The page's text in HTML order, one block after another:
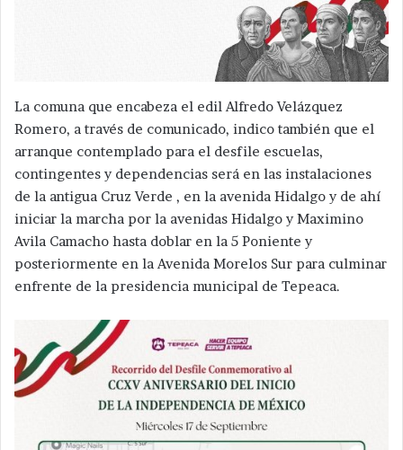
La comuna que encabeza el edil Alfredo Velázquez
Romero, a través de comunicado, indico también que el
arranque contemplado para el desfile escuelas,
contingentes y dependencias será en las instalaciones
de la antigua Cruz Verde , en la avenida Hidalgo y de ahí
iniciar la marcha por la avenidas Hidalgo y Maximino
Avila Camacho hasta doblar en la 5 Poniente y
posteriormente en la Avenida Morelos Sur para culminar
enfrente de la presidencia municipal de Tepeaca.